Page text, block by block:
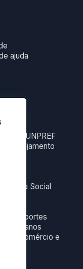
ajuda
FUNPREF
Planejamento
Social
Transportes
Urbanos
e